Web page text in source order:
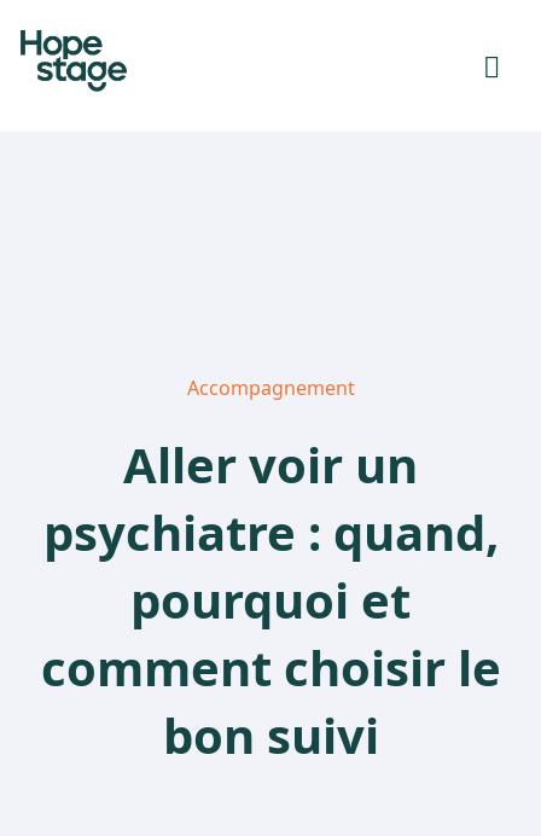
Accompagnement
Aller voir un
psychiatre : quand,
pourquoi et
comment choisir le
bon suivi